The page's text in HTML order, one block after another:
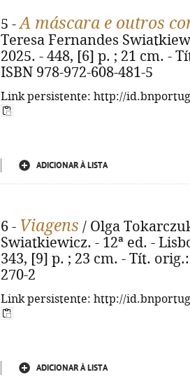
5 -A máscara e outros
Teresa Fernandes
2025. - 448, [6] p. ; 21 cm. -
ISBN 978-972-608-481-5
Link persistente: http://
ADICIONAR À LISTA
6 - Viagens / Olga
Swiatkiewicz. - 12ª ed. -
343, [9] p. ; 23 cm. - Tít.
270-2
Link persistente: http://
ADICIONAR À LISTA